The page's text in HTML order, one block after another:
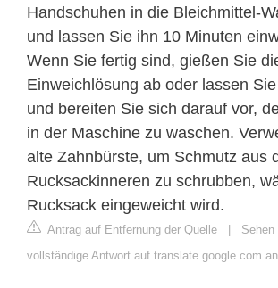
Handschuhen in die Bleichmittel-
und lassen Sie ihn 10 Minuten
Wenn Sie fertig sind, gießen Sie
Einweichlösung ab oder lassen
und bereiten Sie sich darauf vor,
in der Maschine zu waschen.
alte Zahnbürste, um Schmutz aus
Rucksackinneren zu schrubben,
Rucksack eingeweicht wird.
Antrag auf Entfernung der Quelle |
vollständige Antwort auf translate.google.com an